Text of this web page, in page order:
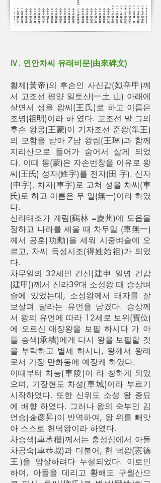
Ⅳ. 연안차씨 유래비문(由來碑文)
황제(黃帝)의 후손인 사신갑(姒辛甲)께
서 고조선 평양 일토산(一土 山) 아래에
살면서 성을 왕씨(王氏)로 하고 이름은
조명(祖明)이라 하 였다. 고조선 말 그의
후손 왕몽(王蒙)이 기자조선 준왕(準王)
의 모함을 받아 7남 왕림(王琳)과 함께
지리산으로 들어가 숨어서 살게 되었
다. 이때 몽(蒙)은 자손번창을 이유로 왕
씨(王氏) 성자(姓字)를 전자(田 字). 신자
(申字). 차자(車字)로 고쳐 성을 차씨(車
氏)로 하고 이름은 무 일(無一)이라 하였
다.
신라태조가 계림(鷄林 =慶州)에 도읍을
정하고 나라를 세울 때 차무일 (車無一)
께서 공훈(功勳)을 세워 시중벼슬에 오
르고, 차씨 득성시조(得姓始祖)가 되었
다.
차무일의 32세인 건신(建申 일명 건갑
(建甲))께서 신라39대 소성왕 때 승상벼
슬에 있었는데, 소성왕께서 태자를 잘
보살펴 달라는 유언을 남겼다. 승상께
서 왕의 유언에 따라 12세로 보위(寶位)
에 오르신 애장왕을 보필 하시다 가 아
들 승색(承穡)에게 다시 왕을 보필할 것
을 부탁하고 별세 하시니, 왕께서 왕례
로서 기장 만화동에 예장케 하였다.
이때부터 차능(車陵)이 라 칭하게 되었
으며, 기장현도 차성(車城)이라 부르기
시작하였다. 또한 신위도 소성 왕 종묘
에 배향 하였다. 그러나 왕의 숙부인 김
언승(金彦昇)이 반역하여, 왕 위를 빼앗
아 스스로 헌덕왕이라 하였다.
차승색(車承穡)께서는 충성심에서 아들
차공숙(車恭叔)과 더불어, 헌 덕왕(憲德
王)을 암살하려다 누설되었다. 이로인
하여, 아들을 데리고 황해도 구월산으